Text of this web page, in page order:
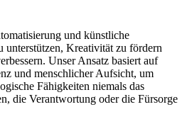
und künstliche
unterstützen, Kreativität zu fördern
Unser Ansatz basiert auf
und menschlicher Aufsicht, um
Fähigkeiten niemals das
die Verantwortung oder die Fürsorge